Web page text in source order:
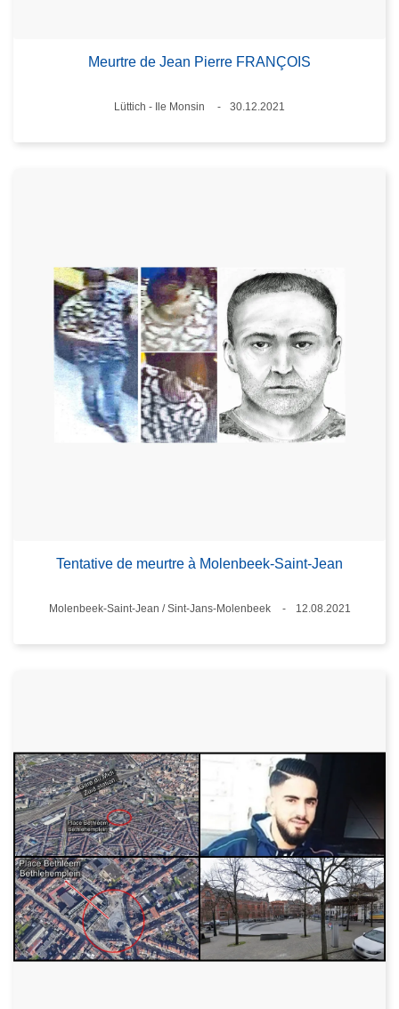
Meurtre de Jean Pierre FRANÇOIS
Standort
Lüttich - Ile Monsin
30.12.2021
Tentative de meurtre à Molenbeek-Saint-Jean
Standort
Molenbeek-Saint-Jean / Sint-Jans-Molenbeek
12.08.2021